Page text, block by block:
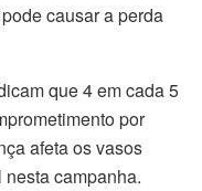
causar a perda
que 4 em cada 5
por
afeta os vasos
campanha.